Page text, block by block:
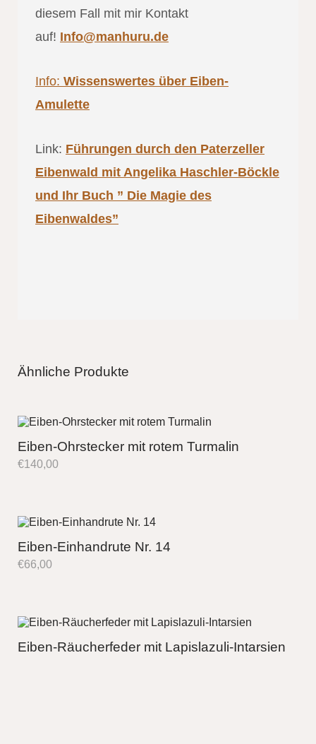
diesem Fall mit mir Kontakt
auf! Info@manhuru.de
Info: Wissenswertes über Eiben-
Amulette
Link: Führungen durch den Paterzeller
Eibenwald mit Angelika Haschler-Böckle
und Ihr Buch ” Die Magie des
Eibenwaldes”
Ähnliche Produkte
Eiben-Ohrstecker mit rotem Turmalin
€140,00
Eiben-Einhandrute Nr. 14
€66,00
Eiben-Räucherfeder mit Lapislazuli-Intarsien